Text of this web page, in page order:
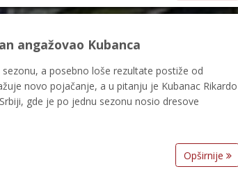
angažovao Kubanca
a posebno loše rezultate postiže od
novo pojačanje, a u pitanju je Kubanac Rikardo
gde je po jednu sezonu nosio dresove
Opširnije